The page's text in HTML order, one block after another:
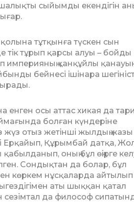
сыйымды екендігін
тұтқынға түскен сын
тік тұ­рып қарсы алуы – бойды
империяның қанқұйлы
бейнесі іші­нара
енген осы аттас хикая да
болған күндеріне
отыз жетінші жылдың жа­зы
Ерқайып, Құрымбай датқа,
оның бұл өңірге
Сон­дық­тан да болар, бұл
көр­кем нұсқаларда айтылып
аты шыққан қатал
сезімтал да философ